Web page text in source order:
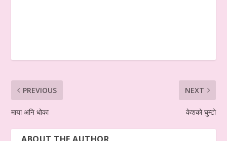
PREVIOUS
माया अनि धोका
NEXT
केशको घुम्टो